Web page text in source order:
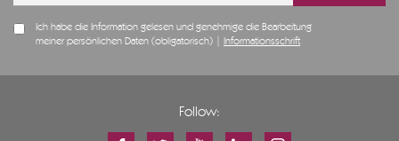
Ich habe die Information gelesen und genehmige die Bearbeitung
meiner persönlichen Daten (obligatorisch) |
Informationsschrift
Follow: